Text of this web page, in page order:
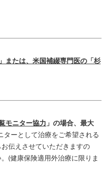
または、米国補綴専門医の「杉
モニター協力」の場合、最大
ターとして治療をご希望される
伝えさせていただきますの
(健康保険適用外治療に限りま